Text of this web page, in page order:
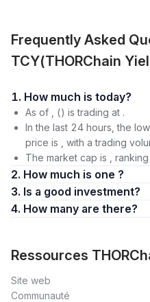
Frequently Asked
TCY(THORChain
1. How much is today?
As of , () is trading at .
In the last 24 hours, the
price is , with a trading
The market cap is ,
2. How much is one ?
3. Is a good investment?
4. How many are there?
Ressources
Site web
Communauté